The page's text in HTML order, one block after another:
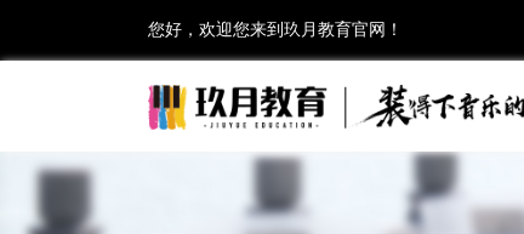
您好，欢迎您来到玖月教育官网！